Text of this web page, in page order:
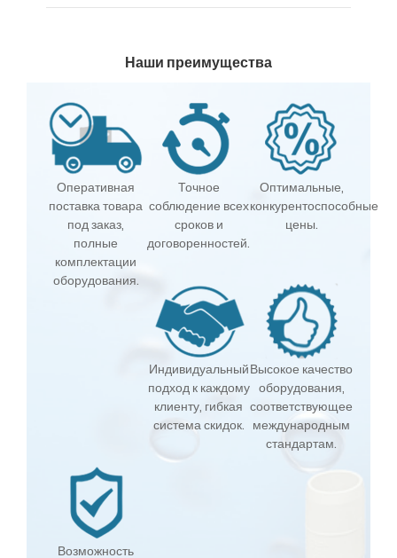
Наши преимущества
Оперативная
поставка товара
под заказ,
полные
комплектации
оборудования.
Точное
соблюдение всех
сроков и
договоренностей.
Оптимальные,
конкурентоспособные
цены.
Индивидуальный
подход к каждому
клиенту, гибкая
система скидок.
Высокое качество
оборудования,
соответствующее
международным
стандартам.
Возможность